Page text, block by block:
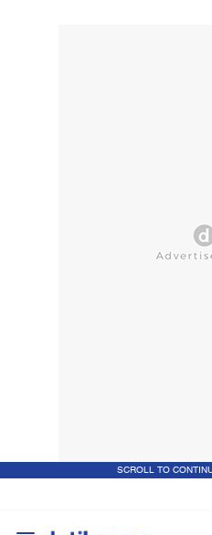
SCROLL TO